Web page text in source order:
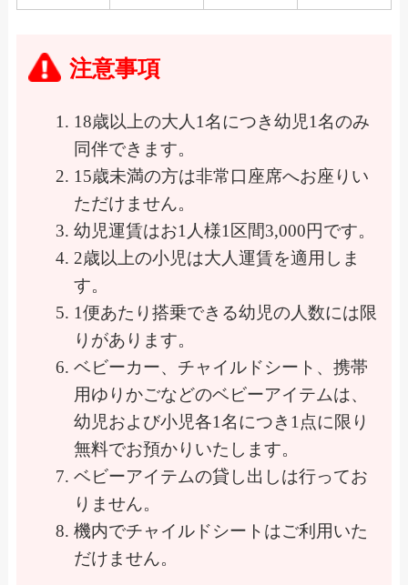
注意事項
18歳以上の大人1名につき幼児1名のみ
同伴できます。
15歳未満の方は非常口座席へお座りい
ただけません。
幼児運賃はお1人様1区間3,000円です。
2歳以上の小児は大人運賃を適用しま
す。
1便あたり搭乗できる幼児の人数には限
りがあります。
ベビーカー、チャイルドシート、携帯
用ゆりかごなどのベビーアイテムは、
幼児および小児各1名につき1点に限り
無料でお預かりいたします。
ベビーアイテムの貸し出しは行ってお
りません。
機内でチャイルドシートはご利用いた
だけません。